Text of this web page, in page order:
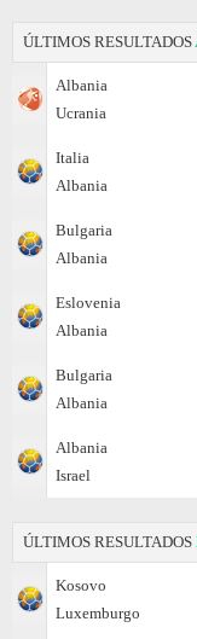
ÚLTIMOS RESULTADOS
Albania
Ucrania
Italia
Albania
Bulgaria
Albania
Eslovenia
Albania
Bulgaria
Albania
Albania
Israel
ÚLTIMOS RESULTADOS
Kosovo
Luxemburgo